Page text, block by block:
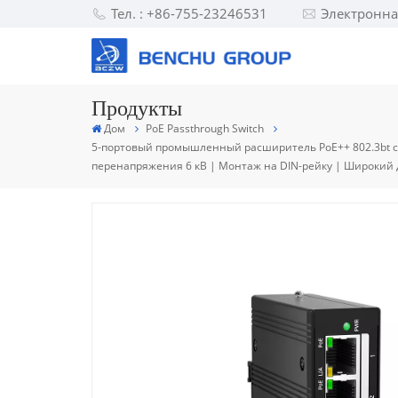
Тел. : +86-755-23246531
Продукты
Дом
PoE Passthrough Switch
5-портовый промышленный расширитель PoE++ 802.3bt
перенапряжения 6 кВ | Монтаж на DIN-рейку | Широкий